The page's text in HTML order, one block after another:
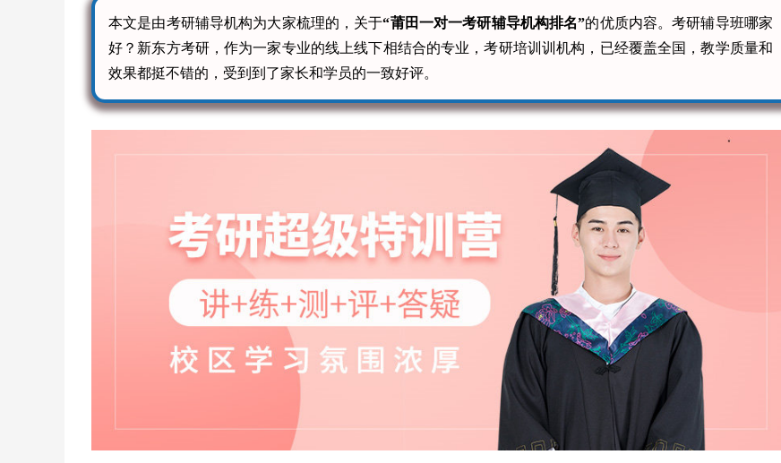
本文是由考研辅导机构为大家梳理的，关于“莆田一对一考研辅导机构排名”的优质内容。考研辅导班哪家
好？新东方考研，作为一家专业的线上线下相结合的专业，考研培训训机构，已经覆盖全国，教学质量和
效果都挺不错的，受到到了家长和学员的一致好评。